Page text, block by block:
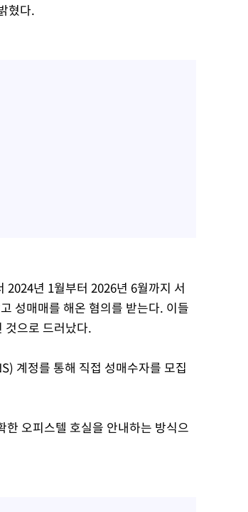
혔다.
2024년 1월부터 2026년 6월까지 서
성매매를 해온 혐의를 받는다. 이들
것으로 드러났다.
계정를 통해 직접 성매수자를 모집
오피스텔 호실을 안내하는 방식으